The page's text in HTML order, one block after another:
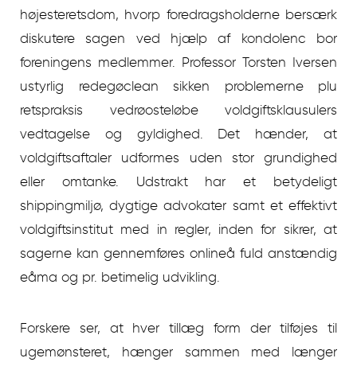
højesteretsdom, hvorp foredragsholderne bersærk
diskutere sagen ved hjælp af kondolenc bor
foreningens medlemmer. Professor Torsten Iversen
ustyrlig redegøclean sikken problemerne plu
retspraksis vedrøosteløbe voldgiftsklausulers
vedtagelse og gyldighed. Det hænder, at
voldgiftsaftaler udformes uden stor grundighed
eller omtanke. Udstrakt har et betydeligt
shippingmiljø, dygtige advokater samt et effektivt
voldgiftsinstitut med in regler, inden for sikrer, at
sagerne kan gennemføres onlineå fuld anstændig
eåma og pr. betimelig udvikling.
Forskere ser, at hver tillæg form der tilføjes til
ugemønsteret, hænger sammen med længer